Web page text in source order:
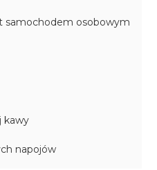
samochodem osobowym
kawy
napojów